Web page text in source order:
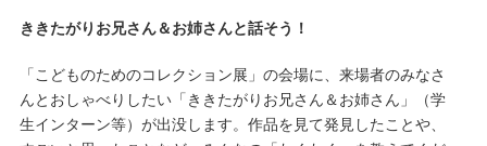
ききたがりお兄さん＆お姉さんと話そう！
「こどものためのコレクション展」の会場に、来場者のみなさ
んとおしゃべりしたい「ききたがりお兄さん＆お姉さん」（学
生インターン等）が出没します。作品を見て発見したことや、